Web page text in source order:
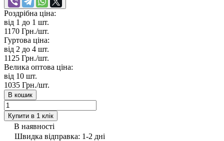
Роздрібна ціна:
від 1 до 1 шт.
1170 Грн./шт.
Гуртова ціна:
від 2 до 4 шт.
1125 Грн./шт.
Велика оптова ціна:
від 10 шт.
1035 Грн./шт.
В кошик
Купити в 1 клік
В наявності
Швидка відправка: 1-2 дні